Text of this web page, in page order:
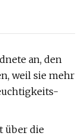
an, den
weil sie mehr
über die